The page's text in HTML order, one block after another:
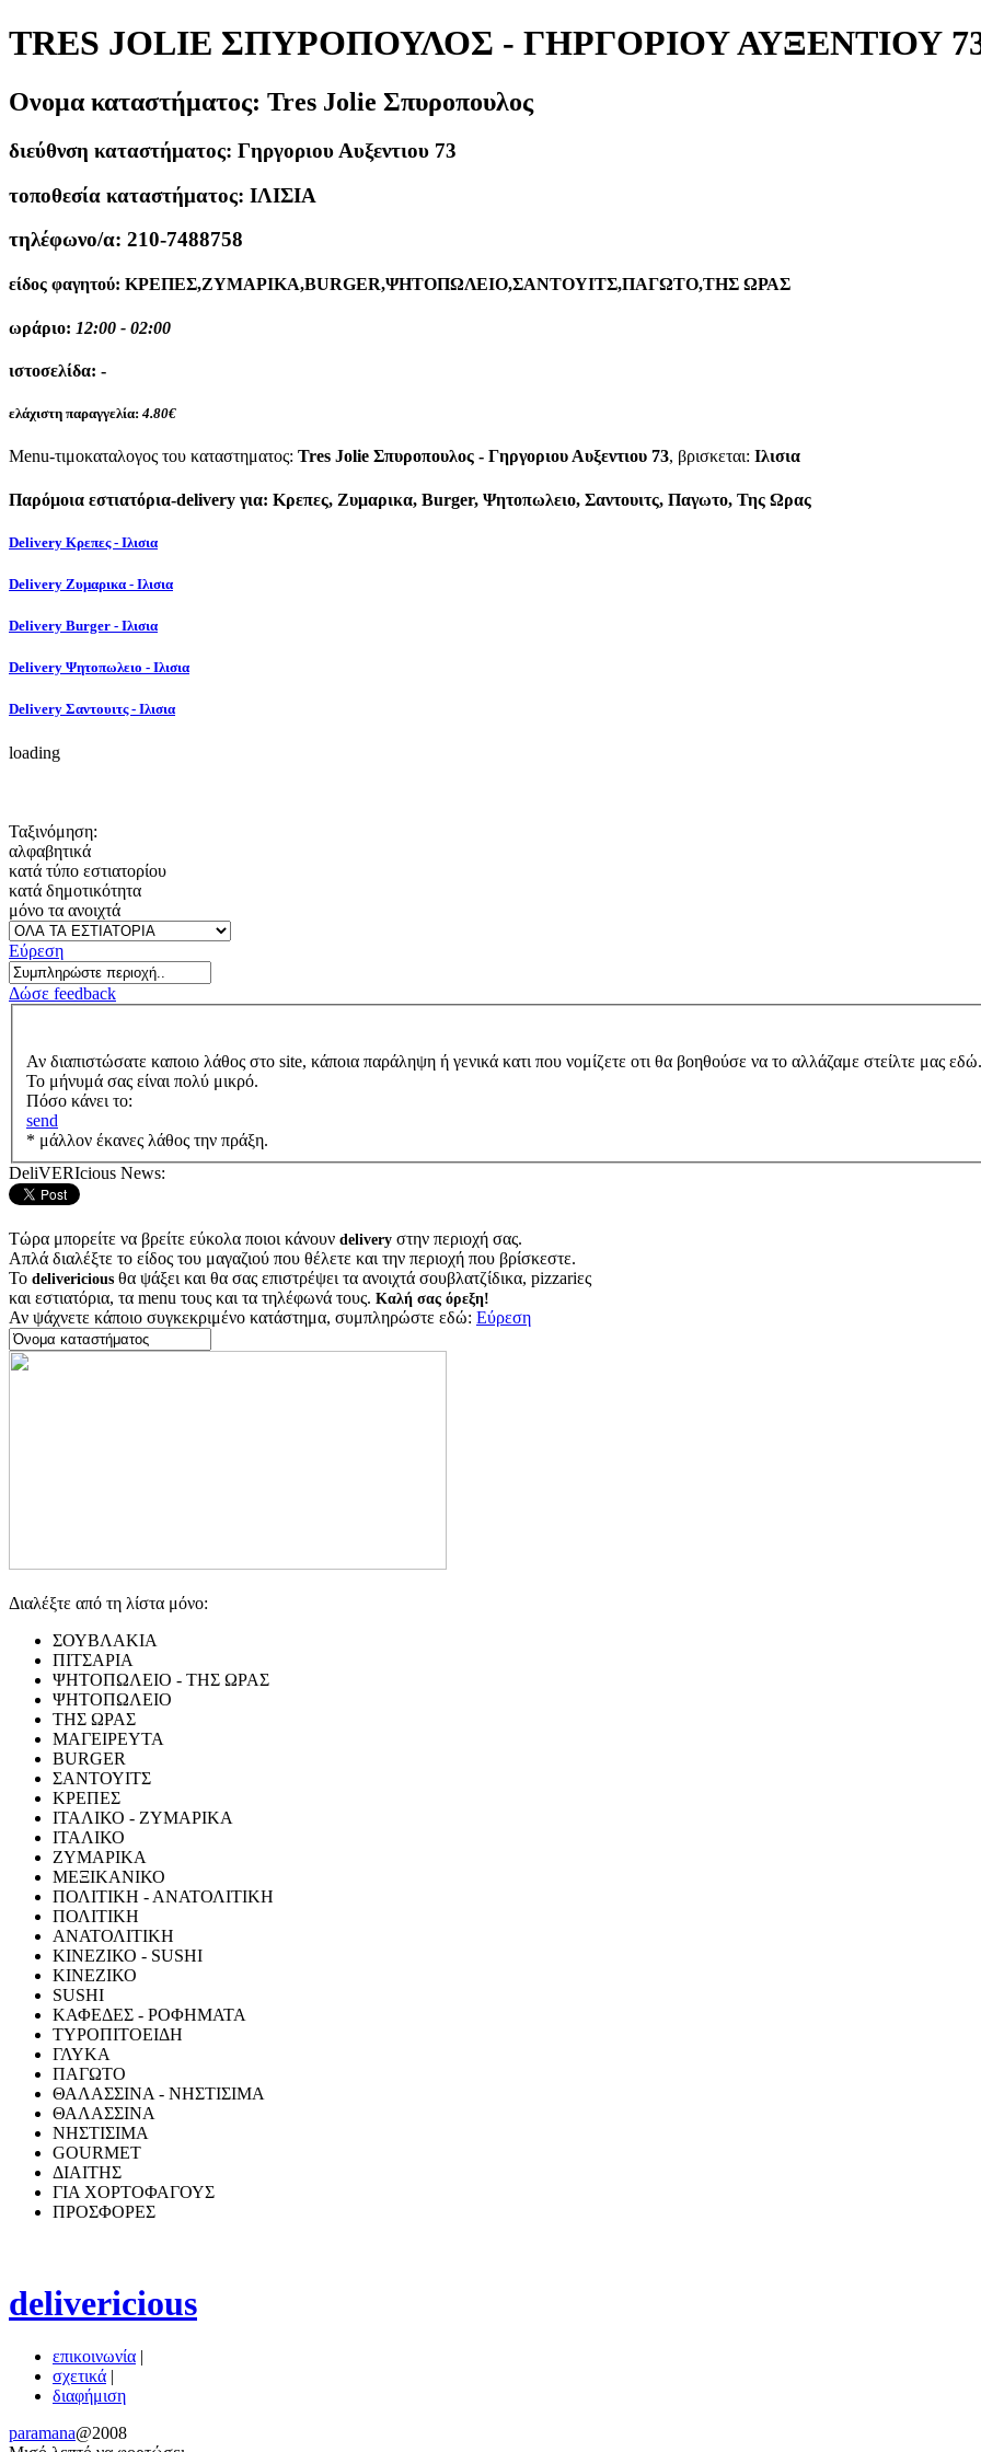
TRES JOLIE ΣΠΥΡΟΠΟΥΛΟΣ - ΓΗΡΓΟΡΙΟΥ ΑΥΞΕΝΤΙΟΥ
Ονομα καταστήματος: Tres Jolie Σπυροπουλος
διεύθνση καταστήματος: Γηργοριου Αυξεντιου 73
τοποθεσία καταστήματος: ΙΛΙΣΙΑ
τηλέφωνο/α: 210-7488758
είδος φαγητού: ΚΡΕΠΕΣ,ΖΥΜΑΡΙΚΑ,BURGER,ΨΗΤΟΠΩΛΕΙΟ,ΣΑΝΤΟΥΙΤΣ,ΠΑΓΩΤΟ,ΤΗΣ ΩΡΑΣ
ωράριο: 12:00 - 02:00
ιστοσελίδα: -
ελάχιστη παραγγελία: 4.80€
Menu-τιμοκαταλογος του καταστηματος: Tres Jolie Σπυροπουλος - Γηργοριου Αυξεντιου 73, βρισκεται: Ιλισια
Παρόμοια εστιατόρια-delivery για: Κρεπες, Ζυμαρικα, Burger, Ψητοπωλειο, Σαντουιτς, Παγωτο, Της Ωρας
Delivery Κρεπες - Ιλισια
Delivery Ζυμαρικα - Ιλισια
Delivery Burger - Ιλισια
Delivery Ψητοπωλειο - Ιλισια
Delivery Σαντουιτς - Ιλισια
loading
Ταξινόμηση:
αλφαβητικά
κατά τύπο εστιατορίου
κατά δημοτικότητα
μόνο τα ανοιχτά
Εύρεση
Δώσε feedback
Αν διαπιστώσατε καποιο λάθος στο site, κάποια παράληψη ή γενικά κατι που νομίζετε οτι θα βοηθούσε να το αλλάζαμε στείλτε μας
Το μήνυμά σας είναι πολύ μικρό.
Πόσο κάνει το:
send
* μάλλον έκανες λάθος την πράξη.
DeliVERIcious News:
Τώρα μπορείτε να βρείτε εύκολα ποιοι κάνουν delivery στην περιοχή σας.
Απλά διαλέξτε το είδος του μαγαζιού που θέλετε και την περιοχή που βρίσκεστε.
Το delivericious θα ψάξει και θα σας επιστρέψει τα ανοιχτά σουβλατζίδικα, pizzariες
και εστιατόρια, τα menu τους και τα τηλέφωνά τους. Καλή σας όρεξη!
Αν ψάχνετε κάποιο συγκεκριμένο κατάστημα, συμπληρώστε εδώ: Εύρεση
Διαλέξτε από τη λίστα μόνο:
ΣΟΥΒΛΑΚΙΑ
ΠΙΤΣΑΡΙΑ
ΨΗΤΟΠΩΛΕΙΟ - ΤΗΣ ΩΡΑΣ
ΨΗΤΟΠΩΛΕΙΟ
ΤΗΣ ΩΡΑΣ
ΜΑΓΕΙΡΕΥΤΑ
BURGER
ΣΑΝΤΟΥΙΤΣ
ΚΡΕΠΕΣ
ΙΤΑΛΙΚΟ - ΖΥΜΑΡΙΚΑ
ΙΤΑΛΙΚΟ
ΖΥΜΑΡΙΚΑ
ΜΕΞΙΚΑΝΙΚΟ
ΠΟΛΙΤΙΚΗ - ΑΝΑΤΟΛΙΤΙΚΗ
ΠΟΛΙΤΙΚΗ
ΑΝΑΤΟΛΙΤΙΚΗ
ΚΙΝΕΖΙΚΟ - SUSHI
ΚΙΝΕΖΙΚΟ
SUSHI
ΚΑΦΕΔΕΣ - ΡΟΦΗΜΑΤΑ
ΤΥΡΟΠΙΤΟΕΙΔΗ
ΓΛΥΚΑ
ΠΑΓΩΤΟ
ΘΑΛΑΣΣΙΝΑ - ΝΗΣΤΙΣΙΜΑ
ΘΑΛΑΣΣΙΝΑ
ΝΗΣΤΙΣΙΜΑ
GOURMET
ΔΙΑΙΤΗΣ
ΓΙΑ ΧΟΡΤΟΦΑΓΟΥΣ
ΠΡΟΣΦΟΡΕΣ
delivericious
επικοινωνία |
σχετικά |
διαφήμιση
paramana@2008